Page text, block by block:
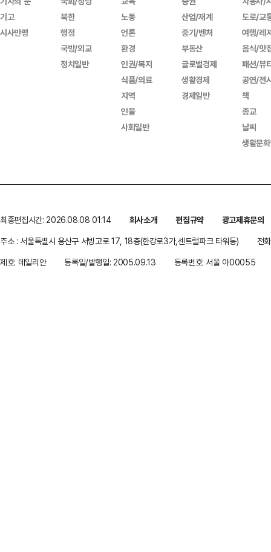
기고
시사만평
북한
행정
국방/외교
정치일반
노동
언론
환경
인권/복지
식품/의료
지역
인물
사회일반
산업/재계
중기/벤처
부동산
글로벌경제
생활경제
경제일반
도로/교
여행/레
음식/맛
패션/뷰
공연/전
책
종교
날씨
생활문
최종편집시간: 2026.08.08 01:14 회사소개 편집규약
광고제휴문의
주소 : 서울특별시 용산구 서빙고로 17, 18층(한강로3가,센트럴파크 타워동)
전
제호: 데일리안
등록일/발행일: 2005.09.13 등록번호: 서울 아00055